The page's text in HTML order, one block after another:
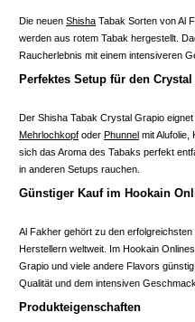
Die neuen Shisha Tabak Sorten von Al
werden aus rotem Tabak hergestellt.
Raucherlebnis mit einem intensiveren
Perfektes Setup für den
Der Shisha Tabak Crystal Grapio
Mehrlochkopf oder Phunnel mit Alufolie,
sich das Aroma des Tabaks perfekt
in anderen Setups rauchen.
Günstiger Kauf im Hookain
Al Fakher gehört zu den
Herstellern weltweit. Im Hookain
Grapio und viele andere Flavors
Qualität und dem intensiven
Produkteigenschaften